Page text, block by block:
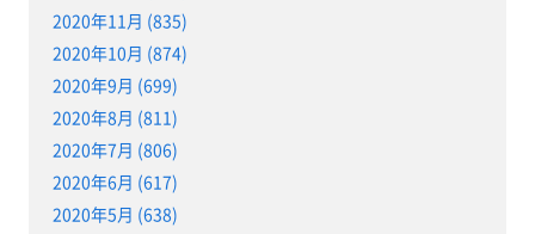
2020年11月 (835)
2020年10月 (874)
2020年9月 (699)
2020年8月 (811)
2020年7月 (806)
2020年6月 (617)
2020年5月 (638)